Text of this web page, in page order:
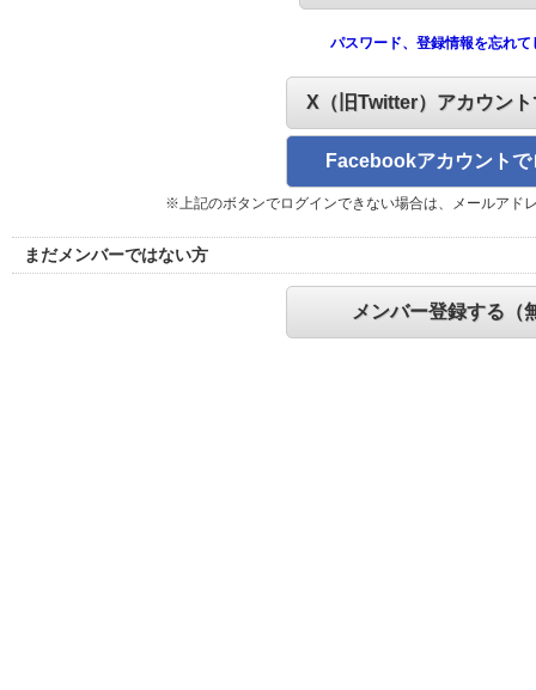
パスワード、登録情報を忘れて
X（旧Twitter）アカウン
Facebookアカウントで
※上記のボタンでログインできない場合は、メールアド
まだメンバーではない方
メンバー登録する（